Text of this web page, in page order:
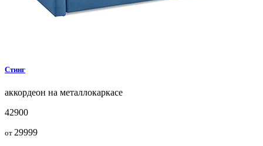
Стинг
аккордеон на металлокаркасе
42900
от 29999